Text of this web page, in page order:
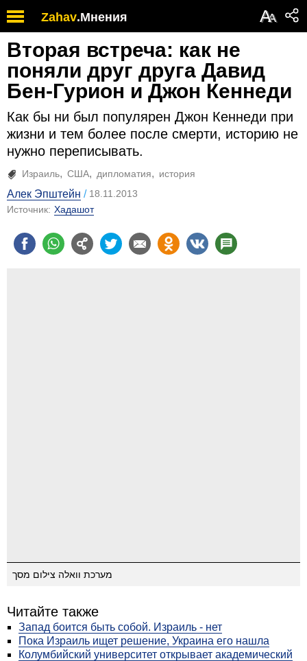
Zahav.Мнения АА
Вторая встреча: как не
поняли друг друга Давид
Бен-Гурион и Джон Кеннеди
Как бы ни был популярен Джон Кеннеди при
жизни и тем более после смерти, историю не
нужно переписывать.
Израиль США дипломатия история
Алек Эпштейн
18.11.2013
Источник: Хадашот
מערכת וואלה צילום מסך
Читайте также
Запад боится быть собой. Израиль - нет
Пока Израиль ищет решение, Украина его нашла
Колумбийский университет открывает академический